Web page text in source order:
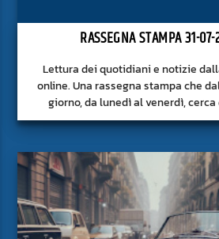
RASSEGNA STAMPA 31-
Lettura dei quotidiani e notizie
online. Una rassegna stampa che
giorno, da lunedì al venerdì,
approfondito delle notizie del